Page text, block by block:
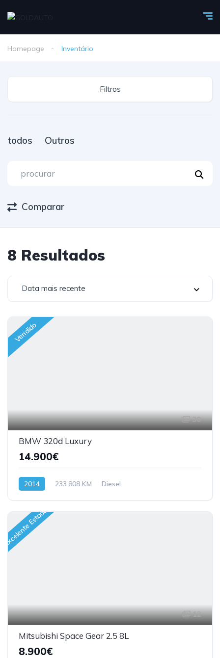
Homepage Inventário
Filtros
todos Outros
Comparar
8 Resultados
Data mais recente
Vendido
30
BMW 320d Luxury
14.900€
2014 233.808 KM Diesel
Excelente Estado
12
Mitsubishi Space Gear 2.5 8L
8.900€